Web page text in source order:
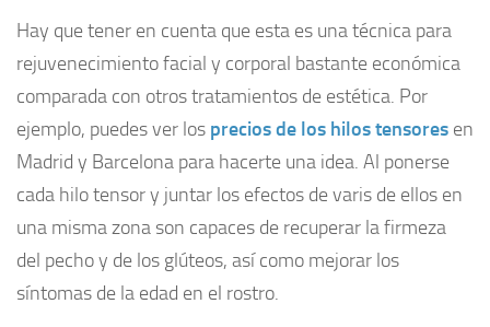
Hay que tener en cuenta que esta es una técnica para
rejuvenecimiento facial y corporal bastante económica
comparada con otros tratamientos de estética. Por
ejemplo, puedes ver los precios de los hilos tensores en
Madrid y Barcelona para hacerte una idea. Al ponerse
cada hilo tensor y juntar los efectos de varis de ellos en
una misma zona son capaces de recuperar la firmeza
del pecho y de los glúteos, así como mejorar los
síntomas de la edad en el rostro.